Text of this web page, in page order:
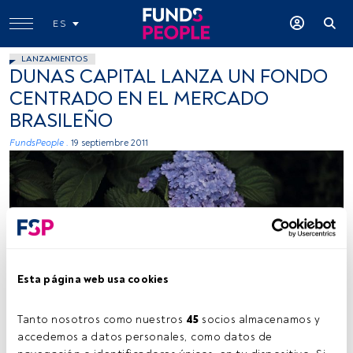
Esta página web usa cookies
Tanto nosotros como nuestros 45 socios almacenamos y
accedemos a datos personales, como datos de
ES
LANZAMIENTOS
DUNAS CAPITAL LANZA UN FONDO
CENTRADO EN EL MERCADO
BRASILEÑO
FundsPeople . 19 septiembre 2011
Tiempo lectura: 2 min.